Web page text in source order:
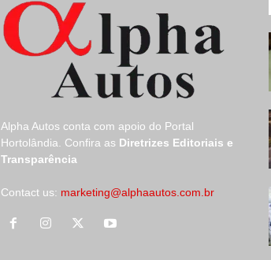
Alpha Autos conta com apoio do Portal
Hortolândia.
Confira as Diretrizes Editoriais e
Transparência
Contact us: marketing@alphaautos.com.br